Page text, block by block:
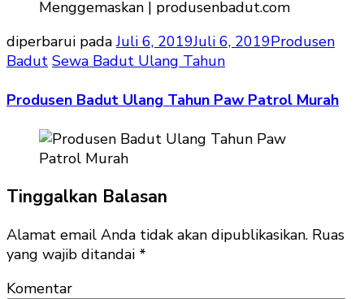
diperbarui padaJuli 6, 2019Juli 6, 2019Produsen
Badut Sewa Badut Ulang Tahun
Produsen Badut Ulang Tahun Paw Patrol Murah
Tinggalkan Balasan
Alamat email Anda tidak akan dipublikasikan. Ruas
yang wajib ditandai *
Komentar